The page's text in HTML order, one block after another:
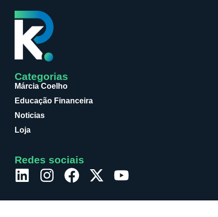
Categorias
Márcia Coelho
Educação Financeira
Noticias
Loja
Redes sociais